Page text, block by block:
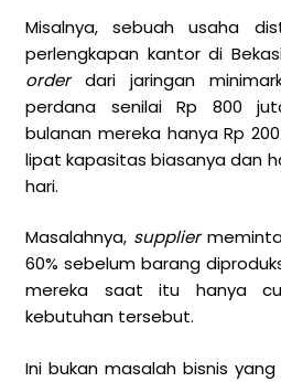
Misalnya, sebuah usaha
perlengkapan kantor di
orderdari jaringan
perdana senilai Rp 800
bulanan mereka hanya Rp
lipat kapasitas biasanya dan
hari.
Masalahnya, supplier
60% sebelum barang
mereka saat itu hanya
kebutuhan tersebut.
Ini bukan masalah bisnis